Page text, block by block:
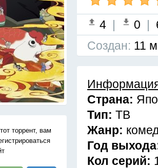
торрент, вам
4 | 0 |
Cоздан: 11
Страна:
Тип: ТВ
Жанр:
Год
Кол серий: